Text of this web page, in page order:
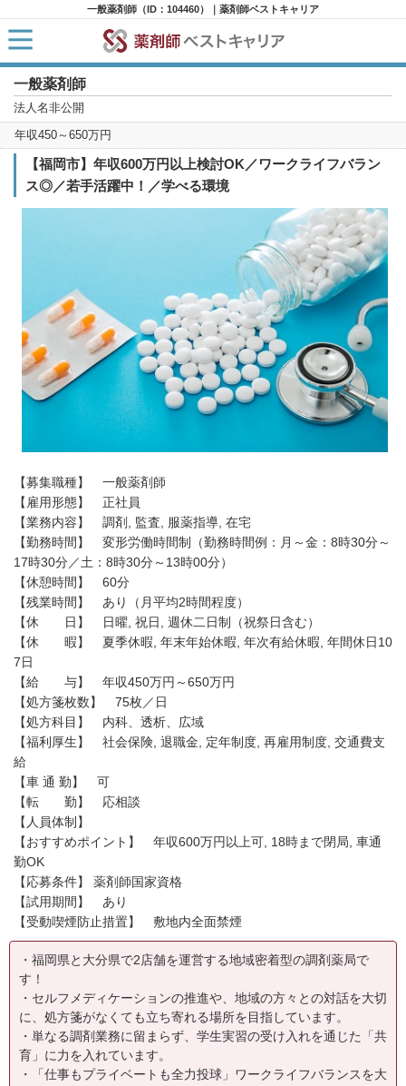
一般薬剤師（ID：104460）｜薬剤師ベストキャリア
一般薬剤師
法人名非公開
年収450～650万円
【福岡市】年収600万円以上検討OK／ワークライフバラン
ス◎／若手活躍中！／学べる環境
【募集職種】 一般薬剤師
【雇用形態】 正社員
【業務内容】 調剤, 監査, 服薬指導, 在宅
【勤務時間】 変形労働時間制（勤務時間例：月～金：8時30分～
17時30分／土：8時30分～13時00分）
【休憩時間】 60分
【残業時間】 あり（月平均2時間程度）
【休 日】 日曜, 祝日, 週休二日制（祝祭日含む）
【休 暇】 夏季休暇, 年末年始休暇, 年次有給休暇, 年間休日10
7日
【給 与】 年収450万円～650万円
【処方箋枚数】 75枚／日
【処方科目】 内科、透析、広域
【福利厚生】 社会保険, 退職金, 定年制度, 再雇用制度, 交通費支
給
【車 通 勤】 可
【転 勤】 応相談
【人員体制】
【おすすめポイント】 年収600万円以上可, 18時まで閉局, 車通
勤OK
【応募条件】 薬剤師国家資格
【試用期間】 あり
【受動喫煙防止措置】 敷地内全面禁煙
・福岡県と大分県で2店舗を運営する地域密着型の調剤薬局で
す！
・セルフメディケーションの推進や、地域の方々との対話を大切
に、処方箋がなくても立ち寄れる場所を目指しています。
・単なる調剤業務に留まらず、学生実習の受け入れを通じた「共
育」に力を入れています。
・「仕事もプライベートも全力投球」ワークライフバランスを大
HOME
求人検索
新着求人
求人ランキング
キャリアアドバイザー紹介
コラム
転職支援サービスに申し込む